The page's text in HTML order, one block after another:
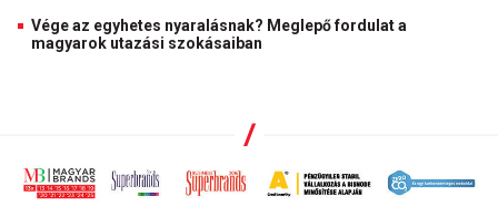
Vége az egyhetes nyaralásnak? Meglepő fordulat a
magyarok utazási szokásaiban